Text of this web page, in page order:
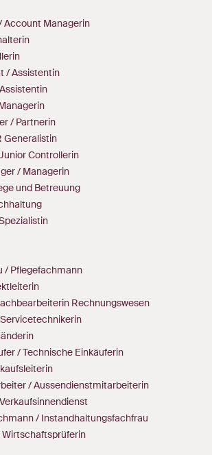
Account Managerin
/ Assistentin
/ Partnerin
Generalistin
Controllerin
/ Managerin
und Betreuung
/ Pflegefachmann
Rechnungswesen
/ Technische Einkäuferin
/ Aussendienstmitarbeiterin
/ Instandhaltungsfachfrau